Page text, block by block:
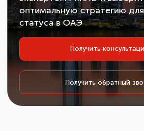
оптимальную стратегию
статуса в ОАЭ
Получить
Получить обратный